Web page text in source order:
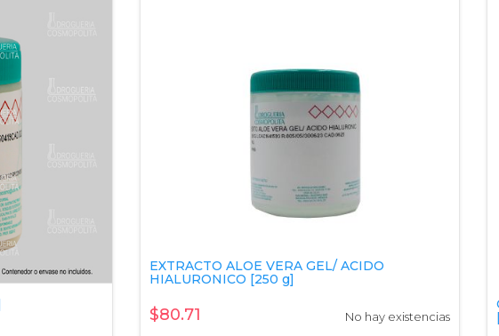
EXTRACTO ALOE VERA GEL/ ACIDO
HIALURONICO [250 g]
$80.71 No hay existencias